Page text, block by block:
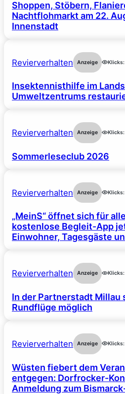
Shoppen, Stöbern,
Nachtflohmarkt am 22.
Innenstadt
Revierverhalten Anzeige Klicks:
Insektennisthilfe im
Umweltzentrums
Revierverhalten Anzeige Klicks:
Sommerleseclub 2026
Revierverhalten Anzeige Klicks:
„MeinS“ öffnet sich für
kostenlose Begleit-App
Einwohner, Tagesgäste
Revierverhalten Anzeige Klicks:
In der Partnerstadt
Rundflüge möglich
Revierverhalten Anzeige Klicks:
Wüsten fiebert dem
entgegen: Dorfrocker-
Anmeldung zum